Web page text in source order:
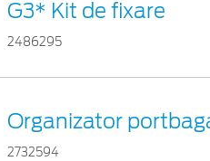
G3* Kit de fixare
2486295
Organizator
2732594